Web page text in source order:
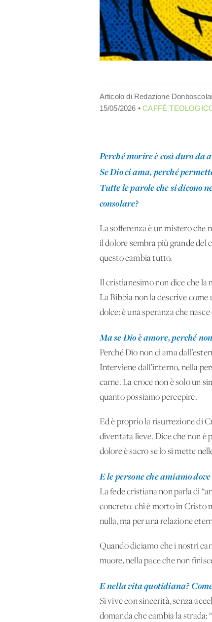
Articolo di Redazione
15/05/2026 •CAFFÈ
Perché morire è così duro da
Se Dio ci ama, perché
Tutte le parole che si dicono
consolare?
La sofferenza è un mistero che
il dolore sembra più grande del
questo cambia tutto.
Il cristianesimo non dice che la
La Bibbia non la descrive come
dolce: è una speranza che
Ma se Dio è amore, perché
Perché Dio non ci ama
Interviene dall’interno, nella
carne. La croce non è solo un
quanto possiamo percepire.
Ed è proprio la risurrezione di
diventata lieve. Dice che non è
dolore è sacro se lo si mette
E le persone che amiamo
La fede cristiana non parla di
concreto: chi è morto in Cristo
nulla, ma per una relazione
Quando diciamo che i nostri
muore, nella pace che non
E nella vita quotidiana?
Si vive con sincerità, senza
domanda che cambia la strada: